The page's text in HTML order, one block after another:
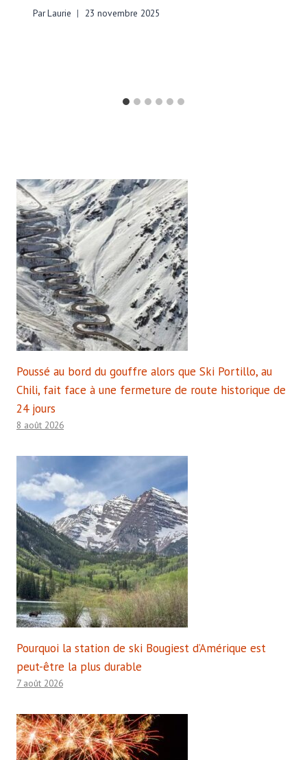
ParLaurie 23 novembre 2025
Poussé au bord du gouffre alors que Ski Portillo, au
Chili, fait face à une fermeture de route historique de
24 jours
8 août 2026
Pourquoi la station de ski Bougiest d’Amérique est
peut-être la plus durable
7 août 2026